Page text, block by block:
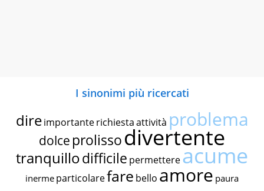
I sinonimi più ricercati
dire importante richiestaattività problema
dolce prolissodivertente
tranquillodifficile permettereacume
inerme particolarefare bello amore paura